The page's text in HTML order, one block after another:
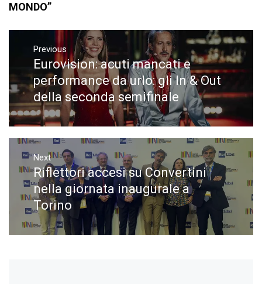
MONDO”
Navigazione
articoli
Previous
Previous
post:
Eurovision: acuti mancati e
performance da urlo: gli In & Out
della seconda semifinale
Next
Next
post:
Riflettori accesi su Convertini
nella giornata inaugurale a
Torino